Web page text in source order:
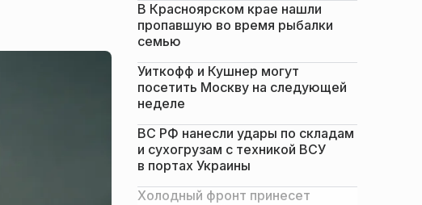
В Красноярском крае нашли
пропавшую во время рыбалки
семью
Уиткофф и Кушнер могут
посетить Москву на следующей
неделе
ВС РФ нанесли удары по складам
и сухогрузам с техникой ВСУ
в портах Украины
Холодный фронт принесет